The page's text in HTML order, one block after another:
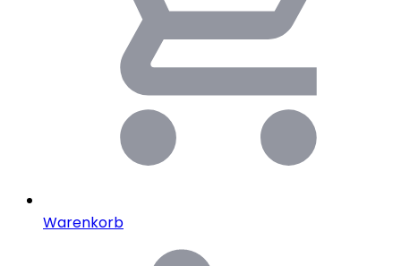
Warenkorb